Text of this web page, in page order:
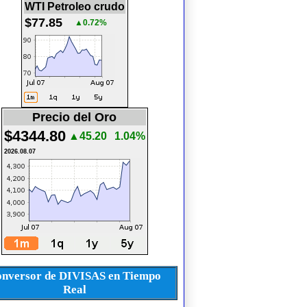
WTI Petroleo crudo
$77.85 ▲0.72%
Precio del Oro
$4344.80 ▲45.20 1.04%
2026.08.07
de DIVISAS en Tiempo
Real